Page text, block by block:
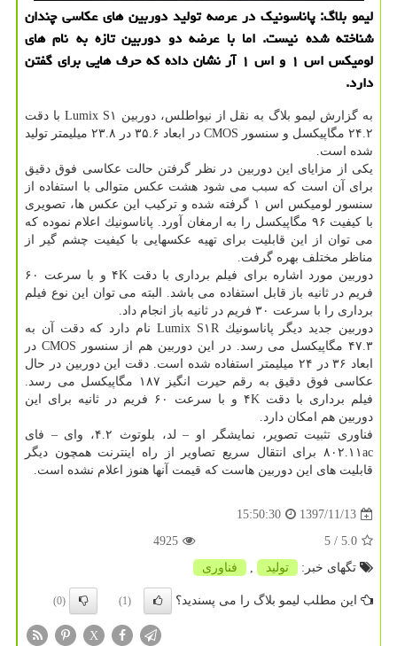
لیمو بلاگ: پاناسونیك در عرصه تولید دوربین های عكاسی چندان
شناخته شده نیست. اما با عرضه دو دوربین تازه به نام های
لومیكس اس ۱ و اس ۱ آر نشان داده كه حرف هایی برای گفتن
دارد.
به گزارش لیمو بلاگ به نقل از نیواطلس، دوربین Lumix S۱ با دقت
۲۴.۲ مگاپیكسل و سنسور CMOS در ابعاد ۳۵.۶ در ۲۳.۸ میلیمتر تولید
شده است.
یكی از مزایای این دوربین در نظر گرفتن حالت عكاسی فوق دقیق
برای آن است كه سبب می شود هشت عكس متوالی با استفاده از
سنسور لومیكس اس ۱ گرفته شده و تركیب این عكس ها، تصویری
با كیفیت ۹۶ مگاپیكسل را به ارمغان آورد. پاناسونیك اعلام نموده كه
می توان از این قابلیت برای تهیه عكسهایی با كیفیت چشم گیر از
مناظر مختلف بهره گرفت.
دوربین مورد اشاره برای فیلم برداری با دقت ۴K و با سرعت ۶۰
فریم در ثانیه باز قابل استفاده می باشد. البته می توان این نوع فیلم
برداری را با سرعت ۳۰ فریم در ثانیه باز انجام داد.
دوربین جدید دیگر پاناسونیك Lumix S۱R نام دارد كه دقت آن به
۴۷.۳ مگاپیكسل می رسد. در این دوربین هم از سنسور CMOS در
ابعاد ۳۶ در ۲۴ میلیمتر استفاده شده است. دقت این دوربین در حال
عكاسی فوق دقیق به رقم حیرت انگیز ۱۸۷ مگاپیكسل می رسد.
فیلم برداری با دقت ۴K و با سرعت ۶۰ فریم در ثانیه برای این
دوربین هم امكان دارد.
فناوری تثبیت تصویر، نمایشگر او – لد، بلوتوث ۴.۲، وای – فای
۸۰۲.۱۱ac برای انتقال سریع تصاویر از راه اینترنت همچون دیگر
قابلیت های این دوربین هاست كه قیمت آنها هنوز اعلام نشده است.
1397/11/13
15:50:30
5.0
/ 5
4925
تگهای خبر:
تولید , فناوری
این مطلب لیمو بلاگ را می پسندید؟ (1)
(0)
X